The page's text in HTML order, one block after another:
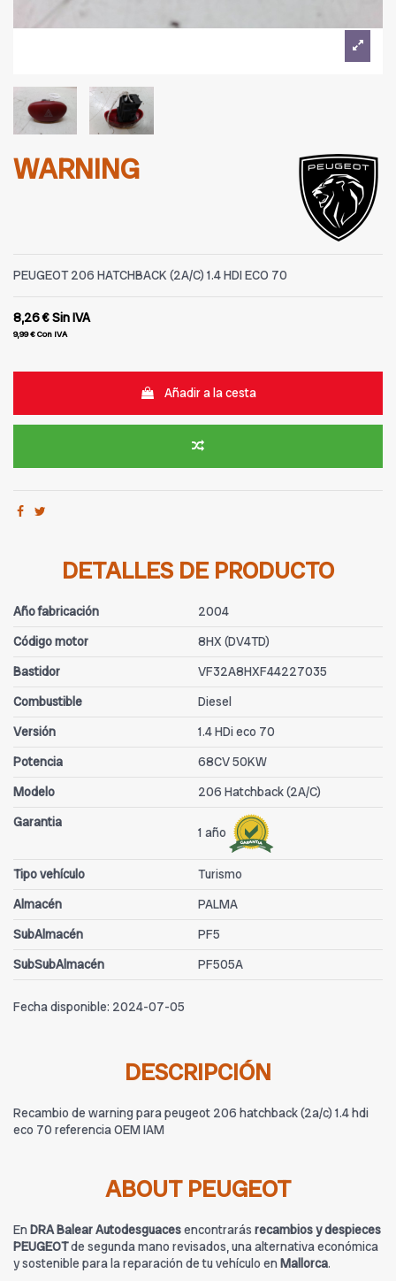
WARNING
PEUGEOT 206 HATCHBACK (2A/C) 1.4 HDI ECO 70
8,26 €Sin IVA
9,99 €Con IVA
Añadir a la cesta
DETALLES DE PRODUCTO
Año fabricación
2004
Código motor
8HX (DV4TD)
Bastidor
VF32A8HXF44227035
Combustible
Diesel
Versión
1.4 HDi eco 70
Potencia
68CV 50KW
Modelo
206 Hatchback (2A/C)
Garantia
1 año
Tipo vehículo
Turismo
Almacén
PALMA
SubAlmacén
PF5
SubSubAlmacén
PF505A
Fecha disponible: 2024-07-05
DESCRIPCIÓN
Recambio de warning para peugeot 206 hatchback (2a/c) 1.4 hdi
eco 70 referencia OEM IAM
ABOUT PEUGEOT
En DRA Balear Autodesguacesencontrarás recambios y despieces
PEUGEOTde segunda mano revisados, una alternativa económica
y sostenible para la reparación de tu vehículo en Mallorca.